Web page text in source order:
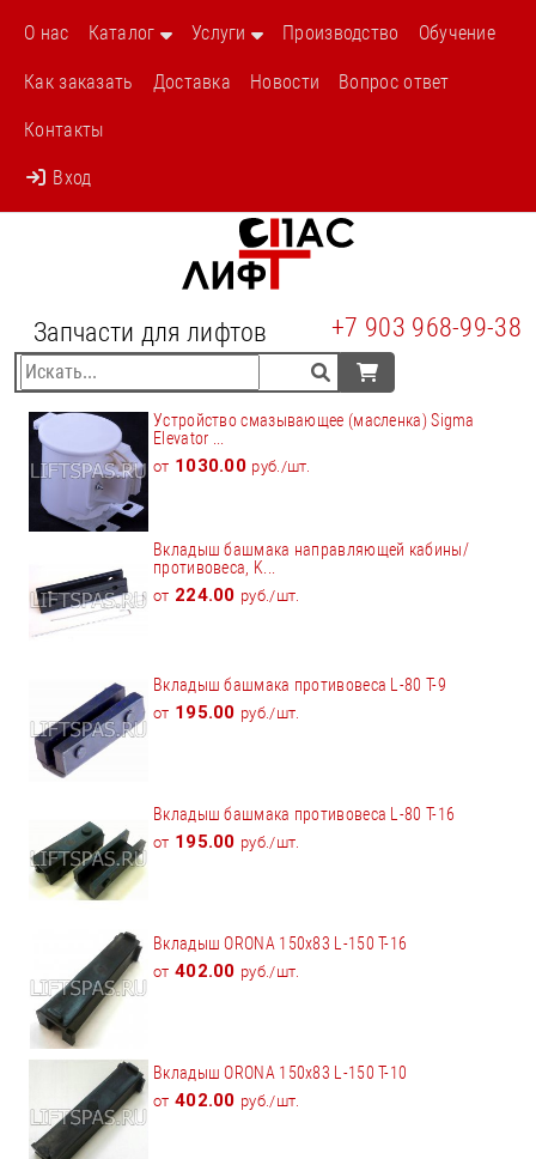
О нас Каталог Услуги Производство Обучение
Как заказать Доставка Новости Вопрос ответ
Контакты
Вход
Запчасти для лифтов +7 903 968-99-38
Устройство смазывающее (масленка) Sigma
Elevator ...
от 1030.00 руб./шт.
Вкладыш башмака направляющей кабины/
противовеса, K...
от 224.00 руб./шт.
Вкладыш башмака противовеса L-80 T-9
от 195.00 руб./шт.
Вкладыш башмака противовеса L-80 T-16
от 195.00 руб./шт.
Вкладыш ORONA 150x83 L-150 Т-16
от 402.00 руб./шт.
Вкладыш ORONA 150x83 L-150 Т-10
от 402.00 руб./шт.